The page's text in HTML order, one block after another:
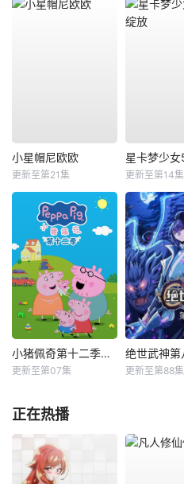
小星帽尼欧欧
更新至第21集 更新至第14集
小猪佩奇第十二季国语
更新至第07集 更新至第88集
正在热播